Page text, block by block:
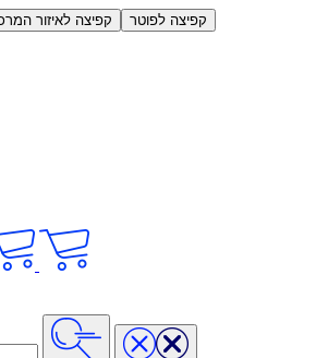
קפיצה לאיזור
קפיצה לפוטר